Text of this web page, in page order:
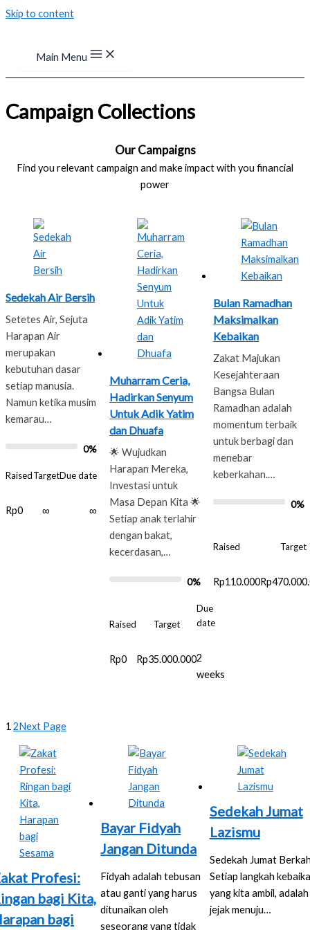
Skip to content
Main Menu
Campaign Collections
Our Campaigns
Find you relevant campaign and make impact with you financial
power
Sedekah Air Bersih
Setetes Air, Sejuta
Harapan Air
merupakan
kebutuhan dasar
setiap manusia.
Namun ketika musim
kemarau…
0%
Raised
Rp0
Target
∞
Due date
∞
Muharram Ceria,
Hadirkan Senyum
Untuk Adik Yatim
dan Dhuafa
🌟 Wujudkan
Harapan Mereka,
Investasi untuk
Masa Depan Kita 🌟
Setiap anak terlahir
dengan bakat,
kecerdasan,…
0%
Raised
Rp0
Target
Rp35.000.000
Due
date
2
weeks
Bulan Ramadhan
Maksimalkan
Kebaikan
Zakat Majukan
Kesejahteraan
Bangsa Bulan
Ramadhan adalah
momentum terbaik
untuk berbagi dan
menebar
keberkahan.…
0%
Raised
Rp110.000
Target
1 2Next Page
Profesi:
bagi Kita,
bagi
Bayar Fidyah
Jangan Ditunda
Fidyah adalah tebusan
atau ganti yang harus
ditunaikan oleh
seseorang yang tidak
Sedekah Jumat
Lazismu
Sedekah Jumat
Setiap langkah
yang kita ambil, adalah
jejak menuju…